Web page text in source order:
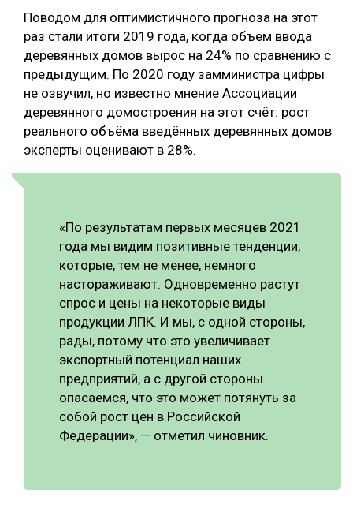
Поводом для оптимистичного прогноза на этот
раз стали итоги 2019 года, когда объём ввода
деревянных домов вырос на 24% по сравнению с
предыдущим. По 2020 году замминистра цифры
не озвучил, но известно мнение Ассоциации
деревянного домостроения на этот счёт: рост
реального объёма введённых деревянных домов
эксперты оценивают в 28%.
«По результатам первых месяцев 2021
года мы видим позитивные тенденции,
которые, тем не менее, немного
настораживают. Одновременно растут
спрос и цены на некоторые виды
продукции ЛПК. И мы, с одной стороны,
рады, потому что это увеличивает
экспортный потенциал наших
предприятий, а с другой стороны
опасаемся, что это может потянуть за
собой рост цен в Российской
Федерации», — отметил чиновник.